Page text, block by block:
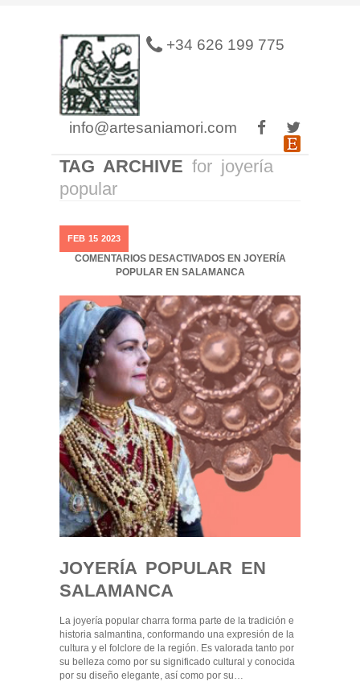
+34 626 199 775
info@artesaniamori.com
TAG ARCHIVE for joyería
popular
FEB 15 2023
COMENTARIOS DESACTIVADOSEN JOYERÍA
POPULAR EN SALAMANCA
JOYERÍA POPULAR EN
SALAMANCA
La joyería popular charra forma parte de la tradición e
historia salmantina, conformando una expresión de la
cultura y el folclore de la región. Es valorada tanto por
su belleza como por su significado cultural y conocida
por su diseño elegante, así como por su…